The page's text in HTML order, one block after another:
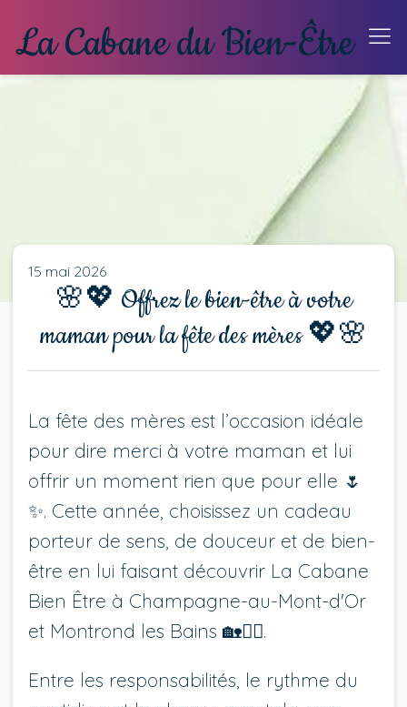
15 mai 2026
🌸💖 Offrez le bien-être à votre
maman pour la fête des mères 💖🌸
La fête des mères est l’occasion idéale
pour dire merci à votre maman et lui
offrir un moment rien que pour elle 🌷
✨. Cette année, choisissez un cadeau
porteur de sens, de douceur et de bien-
être en lui faisant découvrir La Cabane
Bien Être à Champagne-au-Mont-d'Or
et Montrond les Bains 🏡💆‍♀️.
Entre les responsabilités, le rythme du